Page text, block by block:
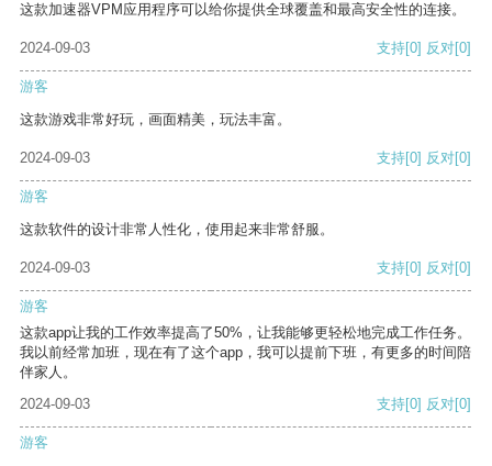
这款加速器VPM应用程序可以给你提供全球覆盖和最高安全性的连接。
2024-09-03 支持[0] 反对[0]
游客
这款游戏非常好玩，画面精美，玩法丰富。
2024-09-03 支持[0] 反对[0]
游客
这款软件的设计非常人性化，使用起来非常舒服。
2024-09-03 支持[0] 反对[0]
游客
这款app让我的工作效率提高了50%，让我能够更轻松地完成工作任务。
我以前经常加班，现在有了这个app，我可以提前下班，有更多的时间陪
伴家人。
2024-09-03
支持[0] 反对[0]
游客